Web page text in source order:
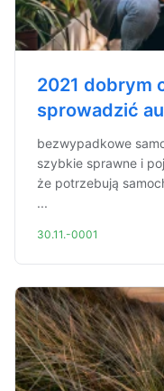
2021 dobrym
sprowadzić
bezwypadkowe
szybkie sprawne i
że potrzebują
...
30.11.-0001